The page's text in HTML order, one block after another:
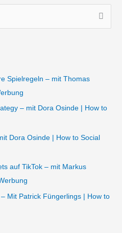
Spielregeln – mit Thomas
– mit Dora Osinde | How to
Dora Osinde | How to Social
auf TikTok – mit Markus
Mit Patrick Füngerlings | How to